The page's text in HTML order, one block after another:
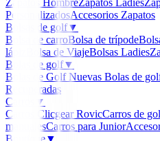
Zapatos HombreZapatos Ladies
PersonalizadosAccesorios Zapatos
Bolsas de golf▼
Bolsa de carroBolsa de trípode
lápiz
Bolsa de ViajeBolsas Ladies
Bolas de golf▼
Bolas de Golf Nuevas Bolas de
Recuperadas
Carros
▼
Carros Clicgear RovicCarros de
manualesCarros para Junior
Boutique▼